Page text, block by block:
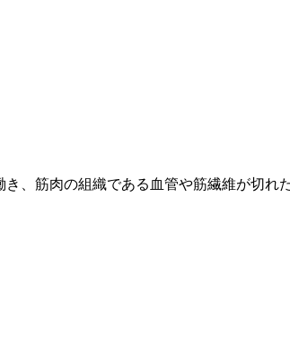
、筋肉の組織である血管や筋繊維が切れ